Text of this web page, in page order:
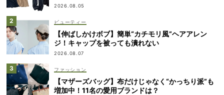
2026.08.05
ビューティー
【伸ばしかけボブ】簡単“カチモリ風”ヘアアレン
ジ！キャップを被っても潰れない
2026.08.07
ファッション
【マザーズバッグ】布だけじゃなく“かっちり派”も
増加中！11名の愛用ブランドは？